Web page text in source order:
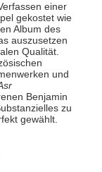
einer
gekostet wie
Album des
auszusetzen
Qualität.
und
Benjamin
zu
gewählt.